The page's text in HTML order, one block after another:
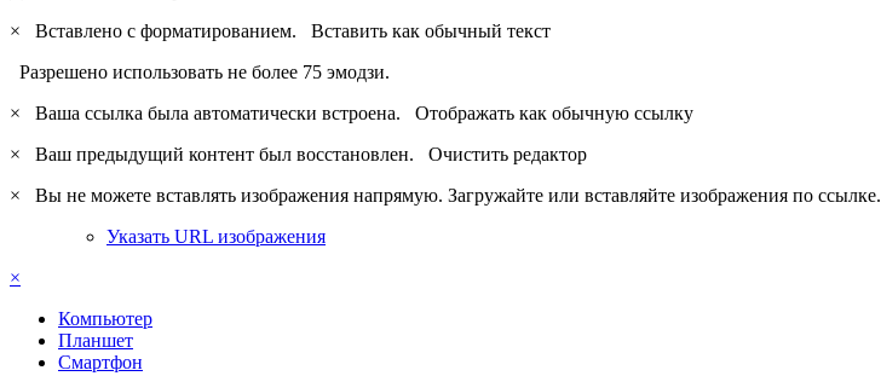
×
Вставлено с форматированием. Вставить как обычный текст
Разрешено использовать не более 75 эмодзи.
×
Ваша ссылка была автоматически встроена. Отображать как обычную ссылку
×
Ваш предыдущий контент был восстановлен. Очистить редактор
×
Вы не можете вставлять изображения напрямую. Загружайте или вставляйте изображения по ссылке.
Указать URL изображения
×
Компьютер
Планшет
Смартфон